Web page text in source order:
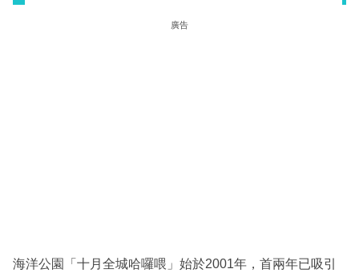
廣告
海洋公園「十月全城哈囉喂」始於2001年，首兩年已吸引